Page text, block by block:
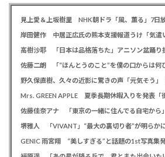
野久保直樹、久々の近影に驚きの声「元気そう」